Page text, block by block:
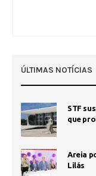
ÚLTIMAS NOTÍCIAS
STF
que
Areia
Lilás